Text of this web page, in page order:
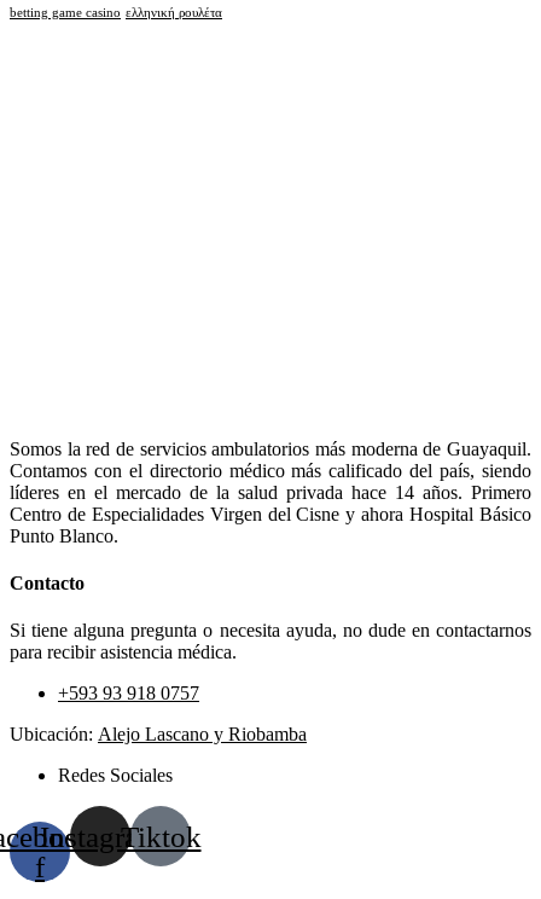
betting game casino ελληνική ρουλέτα
Somos la red de servicios ambulatorios más moderna de Guayaquil.
Contamos con el directorio médico más calificado del país, siendo
líderes en el mercado de la salud privada hace 14 años. Primero
Centro de Especialidades Virgen del Cisne y ahora Hospital Básico
Punto Blanco.
Contacto
Si tiene alguna pregunta o necesita ayuda, no dude en contactarnos
para recibir asistencia médica.
+593 93 918 0757
Ubicación: Alejo Lascano y Riobamba
Redes Sociales
f
InstagramTiktok